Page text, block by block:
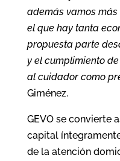
además vamos
el que hay tanta
propuesta parte
y el cumplimiento de
al cuidador como
Giménez.
GEVO se convierte
capital
de la atención